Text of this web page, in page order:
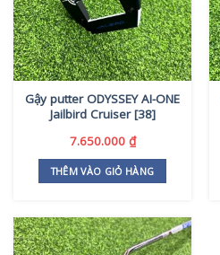
Gậy putter ODYSSEY AI-ONE
Jailbird Cruiser [38]
7.650.000 ₫
THÊM VÀO GIỎ HÀNG